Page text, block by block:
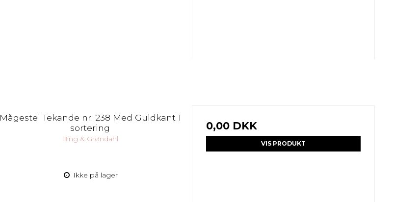
Mågestel Tekande nr. 238 Med Guldkant 1
sortering
Bing & Grøndahl
Ikke på lager
0,00 DKK
VIS PRODUKT